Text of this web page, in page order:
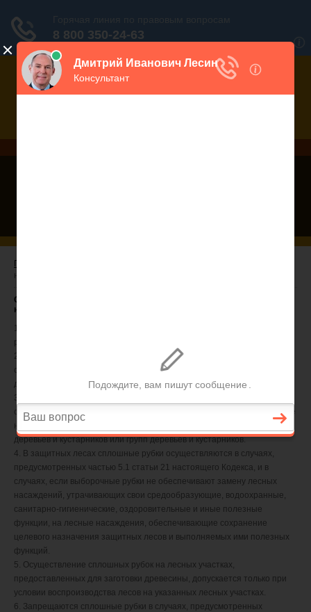
Главная
насаждений
Статья 17 ЛК РФ. Выборочные рубки и сплошные рубки лесных
насаждений
1. Рубки лесных насаждений осуществляются в форме выборочных
рубок или сплошных рубок.
2. Выборочными рубками являются рубки, при которых на
соответствующих землях или земельных участках вырубается часть
деревьев и кустарников.
3. Сплошными рубками признаются рубки, при которых на
соответствующих землях или земельных участках вырубаются лесные
насаждения с сохранением для воспроизводства лесов отдельных
деревьев и кустарников или групп деревьев и кустарников.
4. В защитных лесах сплошные рубки осуществляются в случаях,
предусмотренных частью 5.1 статьи 21 настоящего Кодекса, и в
случаях, если выборочные рубки не обеспечивают замену лесных
насаждений, утрачивающих свои средообразующие, водоохранные,
санитарно-гигиенические, оздоровительные и иные полезные
функции, на лесные насаждения, обеспечивающие сохранение
целевого назначения защитных лесов и выполняемых ими полезных
функций.
5. Осуществление сплошных рубок на лесных участках,
предоставленных для заготовки древесины, допускается только при
условии воспроизводства лесов на указанных лесных участках.
6. Запрещаются сплошные рубки в случаях, предусмотренных